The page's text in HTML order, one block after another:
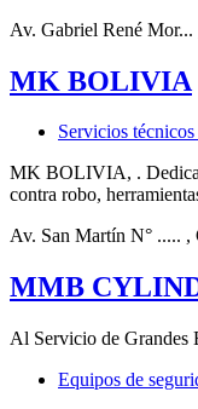
Av. Gabriel René Mor...
MK BOLIVIA
Servicios
MK BOLIVIA, .
contra robo,
Av. San Martín N° ..... ,
MMB
Al Servicio de Grandes
Equipos de